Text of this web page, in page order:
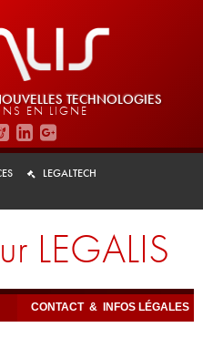
TECHNOLOGIES
EN LIGNE
LEGALTECH
LEGALIS
CONTACT & INFOS LÉGALES